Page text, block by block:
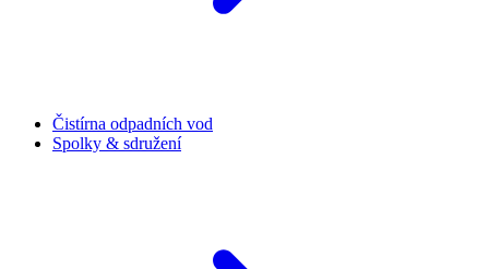
Čistírna odpadních vod
Spolky & sdružení